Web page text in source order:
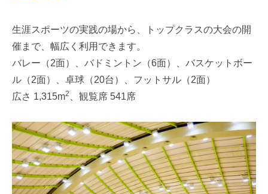
生涯スポーツの実践の場から、トップクラスの大会の開
催まで、幅広く利用できます。
バレー（2面）、バドミントン（6面）、バスケットボー
ル（2面）、卓球（20台）、フットサル（2面）
広さ 1,315m2 、観覧席 541席